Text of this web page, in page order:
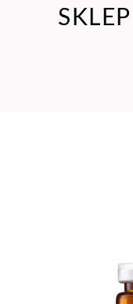
SKLEP